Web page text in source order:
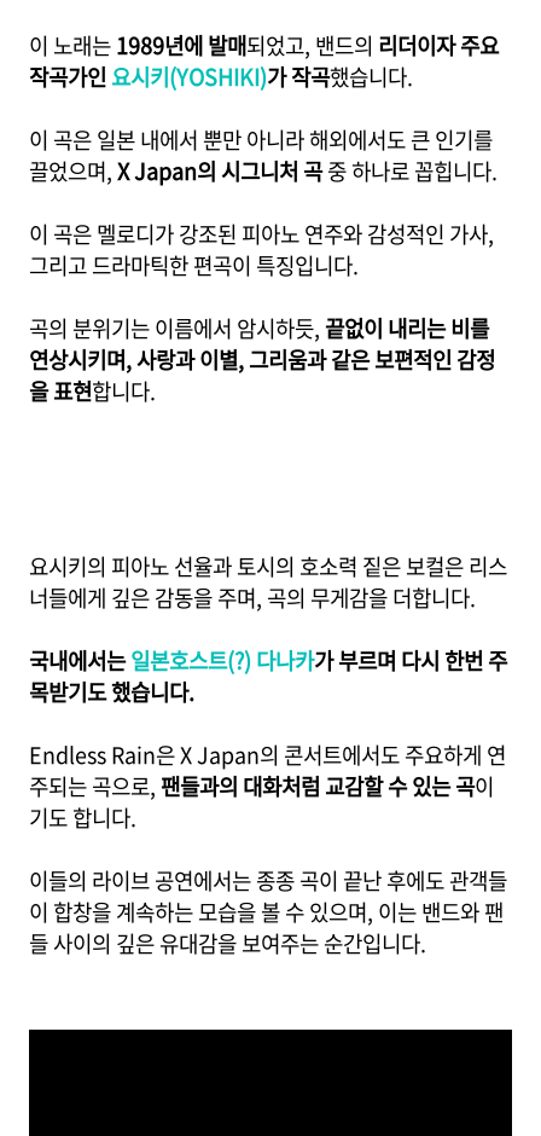
이 노래는1989년에 발매되었고, 밴드의 리더이자 주요
작곡가인요시키(YOSHIKI)가 작곡했습니다.
이 곡은 일본 내에서 뿐만 아니라 해외에서도 큰 인기를
끌었으며,X Japan의 시그니처 곡중 하나로 꼽힙니다.
이 곡은 멜로디가 강조된 피아노 연주와 감성적인 가사,
그리고 드라마틱한 편곡이 특징입니다.
곡의 분위기는 이름에서 암시하듯, 끝없이 내리는 비를
연상시키며, 사랑과 이별, 그리움과 같은 보편적인 감정
을 표현합니다.
요시키의 피아노 선율과 토시의 호소력 짙은 보컬은 리스
너들에게 깊은 감동을 주며, 곡의 무게감을 더합니다.
국내에서는일본호스트(?) 다나카가 부르며 다시 한번 주
목받기도 했습니다.
Endless Rain은 X Japan의 콘서트에서도 주요하게 연
주되는 곡으로, 팬들과의 대화처럼 교감할 수 있는 곡이
기도 합니다.
이들의 라이브 공연에서는 종종 곡이 끝난 후에도 관객들
이 합창을 계속하는 모습을 볼 수 있으며, 이는 밴드와 팬
들 사이의 깊은 유대감을 보여주는 순간입니다.